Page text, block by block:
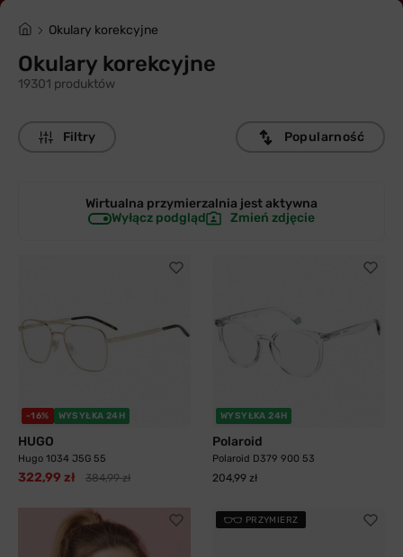
Okulary korekcyjne
Okulary korekcyjne
19301 produktów
Filtry Popularność
Wirtualna przymierzalnia jestaktywna
Wyłącz podgląd
Zmień zdjęcie
-16% WYSYŁKA 24H
HUGO
Hugo 1034 J5G 55
322,99 zł 384,99 zł
WYSYŁKA 24H
Polaroid
Polaroid D379 900 53
204,99 zł
PRZYMIERZ